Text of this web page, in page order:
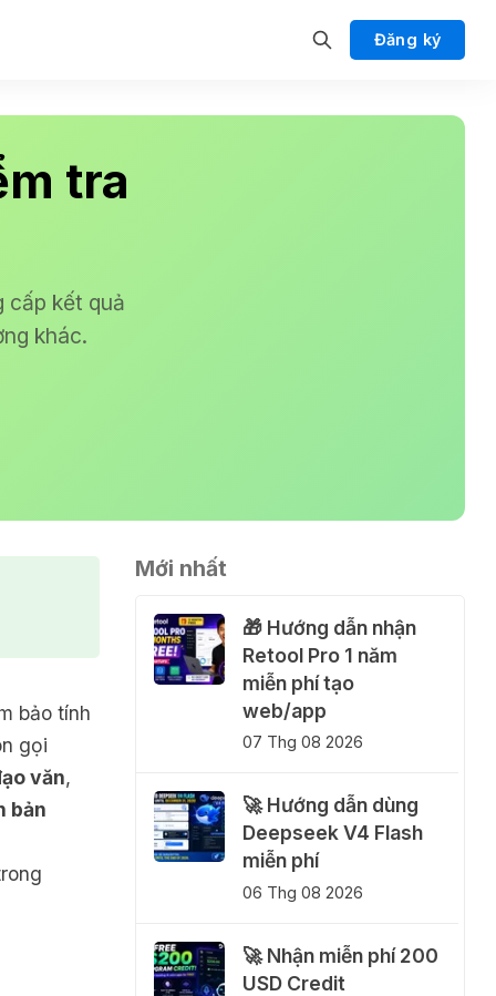
Đăng ký
tra
cấp kết quả
khác.
bảo tính
gọi
văn,
bản
Mới nhất
🎁 Hướng dẫn nhận
Retool Pro 1 năm
miễn phí tạo
web/app
07 Thg 08 2026
🚀 Hướng dẫn dùng
Deepseek V4 Flash
miễn phí
06 Thg 08 2026
🚀 Nhận miễn phí 200
USD Credit